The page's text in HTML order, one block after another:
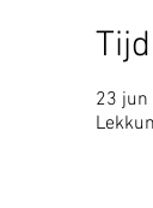
23 jun